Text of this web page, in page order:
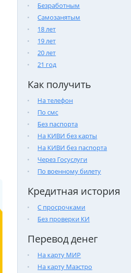
Безработным
Самозанятым
18 лет
19 лет
20 лет
21 год
Как получить
На телефон
По смс
Без паспорта
На КИВИ без карты
На КИВИ без паспорта
Через Госуслуги
По военному билету
Кредитная история
С просрочками
Без проверки КИ
Перевод денег
На карту МИР
На карту Маэстро